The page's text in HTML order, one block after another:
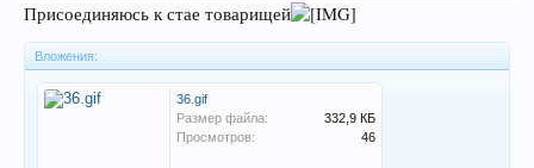
Присоединяюсь к стае товарищей
Вложения:
36.gif
Размер файла:
332,9 КБ
Просмотров:
46